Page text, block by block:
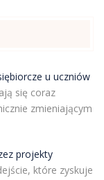
u uczniów
się coraz
zmieniającym
projekty
które zyskuje